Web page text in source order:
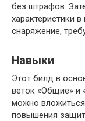
без штрафов.
характеристики
снаряжение,
Навыки
Этот билд в
веток «Общие» и
можно
повышения